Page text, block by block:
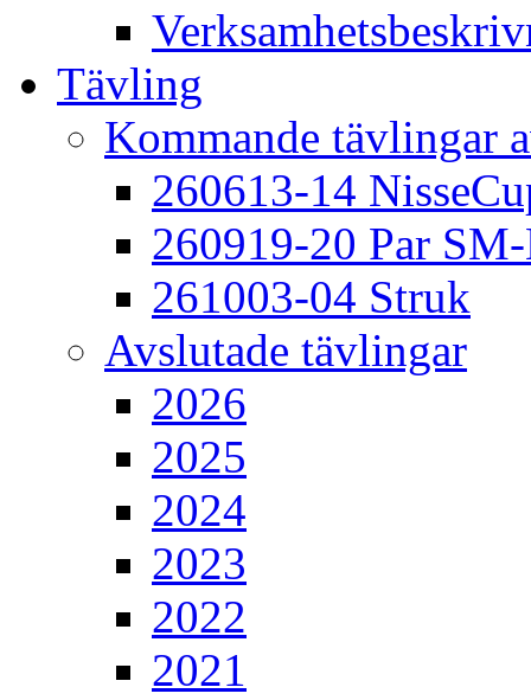
Tävling
Kommande tävlingar
260613-14
260919-20 Par
261003-04 Struk
Avslutade tävlingar
2026
2025
2024
2023
2022
2021